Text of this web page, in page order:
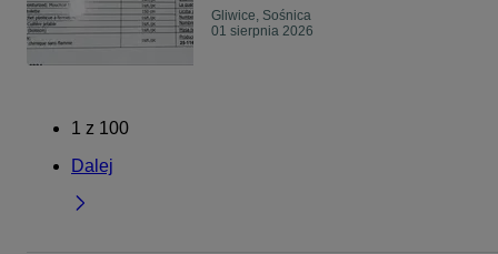
Gliwice, Sośnica
01 sierpnia 2026
1 z 100
Dalej